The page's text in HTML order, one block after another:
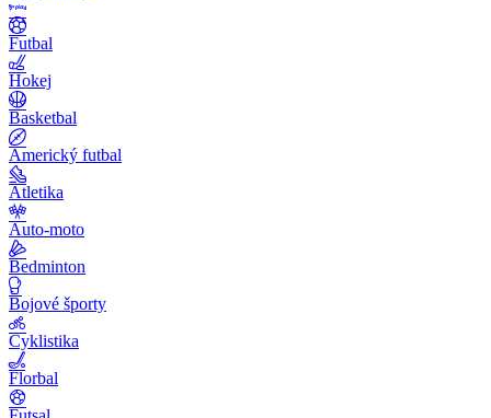
Futbal
Hokej
Basketbal
Americký futbal
Atletika
Auto-moto
Bedminton
Bojové športy
Cyklistika
Florbal